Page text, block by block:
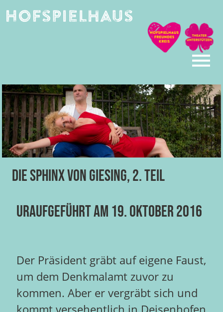
Die Sphinx von Giesing, 2. Teil
Uraufgeführt am 19. Oktober 2016
Der Präsident gräbt auf eigene Faust,
um dem Denkmalamt zuvor zu
kommen. Aber er vergräbt sich und